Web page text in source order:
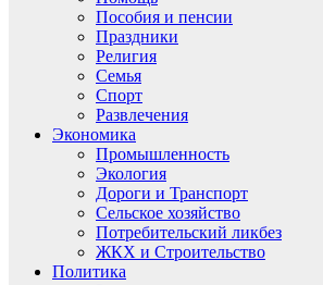
Пособия и пенсии
Праздники
Религия
Семья
Спорт
Развлечения
Экономика
Промышленность
Экология
Дороги и Транспорт
Сельское хозяйство
Потребительский ликбез
ЖКХ и Строительство
Политика